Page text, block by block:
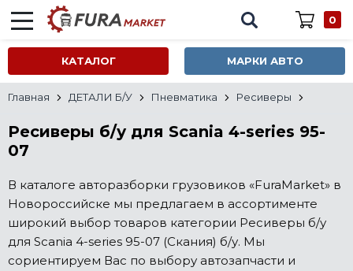
0
КАТАЛОГ МАРКИ АВТО
Главная ДЕТАЛИ Б/У Пневматика Ресиверы
Ресиверы б/у для Scania 4-series 95-
07
В каталоге авторазборки грузовиков «FuraMarket» в
Новороссийске мы предлагаем в ассортименте
широкий выбор товаров категории Ресиверы б/у
для Scania 4-series 95-07 (Скания) б/у. Мы
сориентируем Вас по выбору автозапчасти и